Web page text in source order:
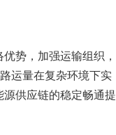
势，加强运输组织，
运量在复杂环境下实
供应链的稳定畅通提